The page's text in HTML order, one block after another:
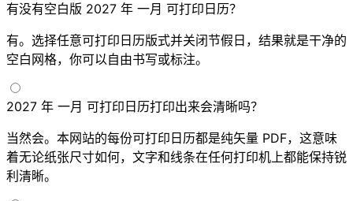
有没有空白版 2027 年 一月 可打印日历？
有。选择任意可打印日历版式并关闭节假日，结果就是干净的
空白网格，你可以自由书写或标注。
2027 年 一月 可打印日历打印出来会清晰吗？
当然会。本网站的每份可打印日历都是纯矢量 PDF，这意味
着无论纸张尺寸如何，文字和线条在任何打印机上都能保持锐
利清晰。